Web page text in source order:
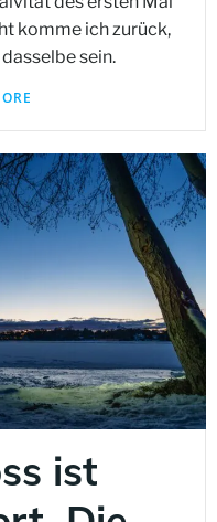
komme ich zurück,
sein.
ist